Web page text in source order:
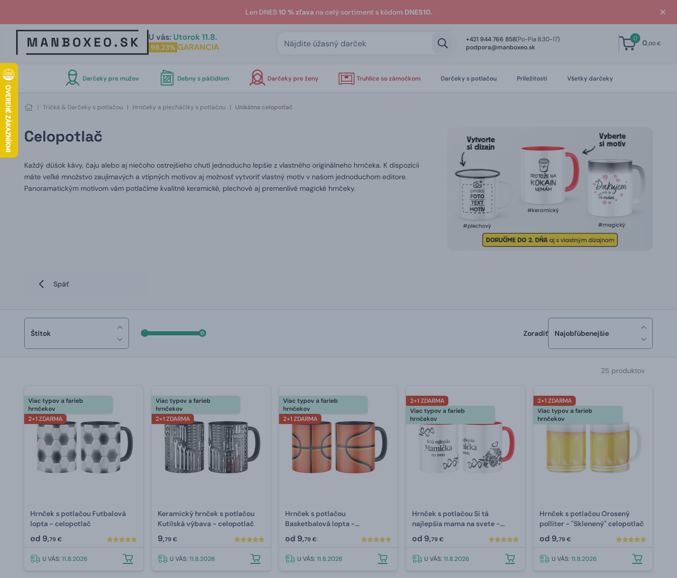
Len DNES10 % zľavana celý sortiment s kódom DNES10.
U vás: Utorok 11.8.
98,23% GARANCIA
+421 944 766 858(Po-Pia 8:30-17)
podpora@manboxeo.sk
0 0,00 €
Darčeky pre mužov Debny s páčidlom Darčeky pre ženy Truhlice so zámočkom Darčeky s potlačou Príležitosti Všetky darčeky
| Tričká & Darčeky s potlačou | Hrnčeky a plecháčiky s potlačou | Unikátna celopotlač
Celopotlač
Každý dúšok kávy, čaju alebo aj niečoho ostrejšieho chutí jednoducho lepšie z vlastného originálneho hrnčeka. K dispozícii
máte veľké množstvo zaujímavých a vtipných motívov aj možnosť vytvoriť vlastný motív v našom jednoduchom editore.
Panoramatickým motívom vám potlačíme kvalitné keramické, plechové aj premenlivé magické hrnčeky.
Späť
Štítok Zoradiť Najobľúbenejšie
25 produktov
Viac typov a farieb
hrnčekov
2+1 ZDARMA
Hrnček s potlačou Futbalová
lopta - celopotlač
od 9,79 €
U VÁS: 11.8.2026
Viac typov a farieb
hrnčekov
2+1 ZDARMA
Keramický hrnček s potlačou
Kutilská výbava - celopotlač
9,79 €
U VÁS: 11.8.2026
Viac typov a farieb
hrnčekov
2+1 ZDARMA
Hrnček s potlačou
Basketbalová lopta -
celopotlač
od 9,79 €
U VÁS: 11.8.2026
2+1 ZDARMA
Viac typov a farieb
hrnčekov
Hrnček s potlačou Si tá
najlepšia mama na svete -
celopotlač
od 9,79 €
U VÁS:11.8.2026
2+1 ZDARMA
Viac typov a farieb
hrnčekov
Hrnček s potlačou Orosený
polliter - "Sklenený" celopotlač
od 9,79 €
U VÁS:11.8.2026